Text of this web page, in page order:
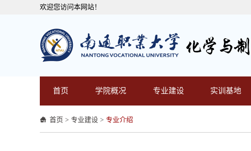
欢迎您访问本网站！
首页 学院概况 专业建设 实训基地
首页 > 专业建设 > 专业介绍